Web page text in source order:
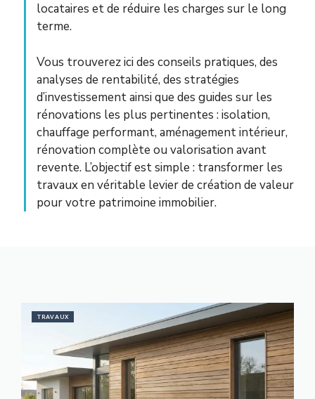
locataires et de réduire les charges sur le long
terme.
Vous trouverez ici des conseils pratiques, des
analyses de rentabilité, des stratégies
d’investissement ainsi que des guides sur les
rénovations les plus pertinentes : isolation,
chauffage performant, aménagement intérieur,
rénovation complète ou valorisation avant
revente. L’objectif est simple : transformer les
travaux en véritable levier de création de valeur
pour votre patrimoine immobilier.
TRAVAUX